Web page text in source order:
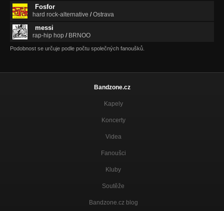
Fosfor
hard rock-alternative /Ostrava
messi
rap-hip hop / BRNOO
Podobnost se určuje podle počtu společných fanoušků.
Bandzone.cz
Kapely
Koncerty
Videa
Fanoušci
Kluby
Soutěže
Bandzone.cz blog